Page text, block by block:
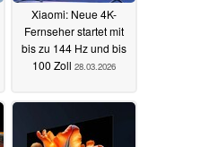
Xiaomi: Neue 4K-
Fernseher startet mit
bis zu 144 Hz und bis
100 Zoll 28.03.2026